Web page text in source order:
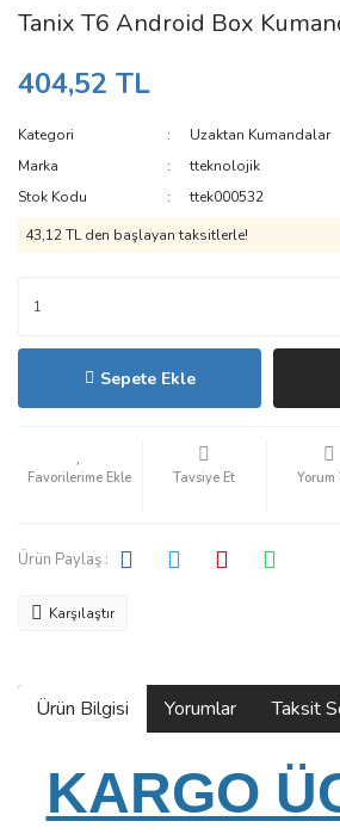
Tanix T6 Android Box
404,52 TL
Kategori
Uzaktan Kumandalar
Marka
tteknolojik
Stok Kodu
ttek000532
43,12 TL den başlayan taksitlerle!
Sepete Ekle
Tavsiye Et Yorum
Ürün Paylaş :
Karşılaştır
Ürün Bilgisi Yorumlar Taksit
KARGO